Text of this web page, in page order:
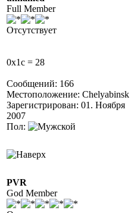
Full Member
Отсутствует
0x1c = 28
Сообщений: 166
Местоположение: Chelyabinsk
Зарегистрирован: 01. Ноября
2007
Пол:
PVR
God Member